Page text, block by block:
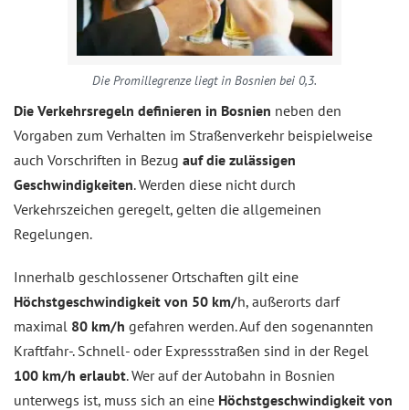
Die Promillegrenze liegt in Bosnien bei 0,3.
Die Verkehrsregeln definieren in Bosnien neben den
Vorgaben zum Verhalten im Straßenverkehr beispielweise
auch Vorschriften in Bezug auf die zulässigen
Geschwindigkeiten. Werden diese nicht durch
Verkehrszeichen geregelt, gelten die allgemeinen
Regelungen.
Innerhalb geschlossener Ortschaften gilt eine
Höchstgeschwindigkeit von 50 km/h, außerorts darf
maximal 80 km/h gefahren werden. Auf den sogenannten
Kraftfahr-. Schnell- oder Expressstraßen sind in der Regel
100 km/h erlaubt. Wer auf der Autobahn in Bosnien
unterwegs ist, muss sich an eine Höchstgeschwindigkeit von